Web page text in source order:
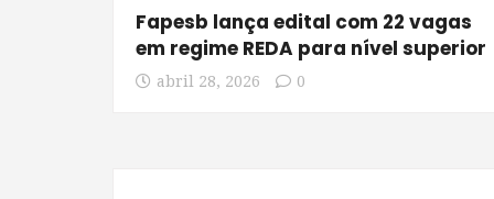
Fapesb lança edital com 22 vagas
em regime REDA para nível superior
abril 28, 2026 0